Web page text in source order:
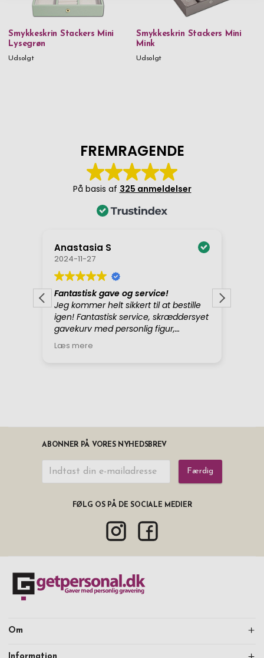
Smykkeskrin Stackers Mini
Lysegrøn
Udsolgt
Smykkeskrin Stackers Mini
Mink
Udsolgt
ABONNER PÅ VORES NYHEDSBREV
Færdig
FØLG OS PÅ DE SOCIALE MEDIER
Om